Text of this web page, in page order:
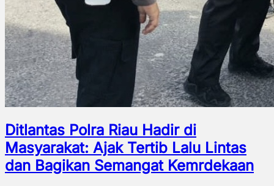
Ditlantas Polra Riau Hadir di
Masyarakat: Ajak Tertib Lalu Lintas
dan Bagikan Semangat Kemrdekaan